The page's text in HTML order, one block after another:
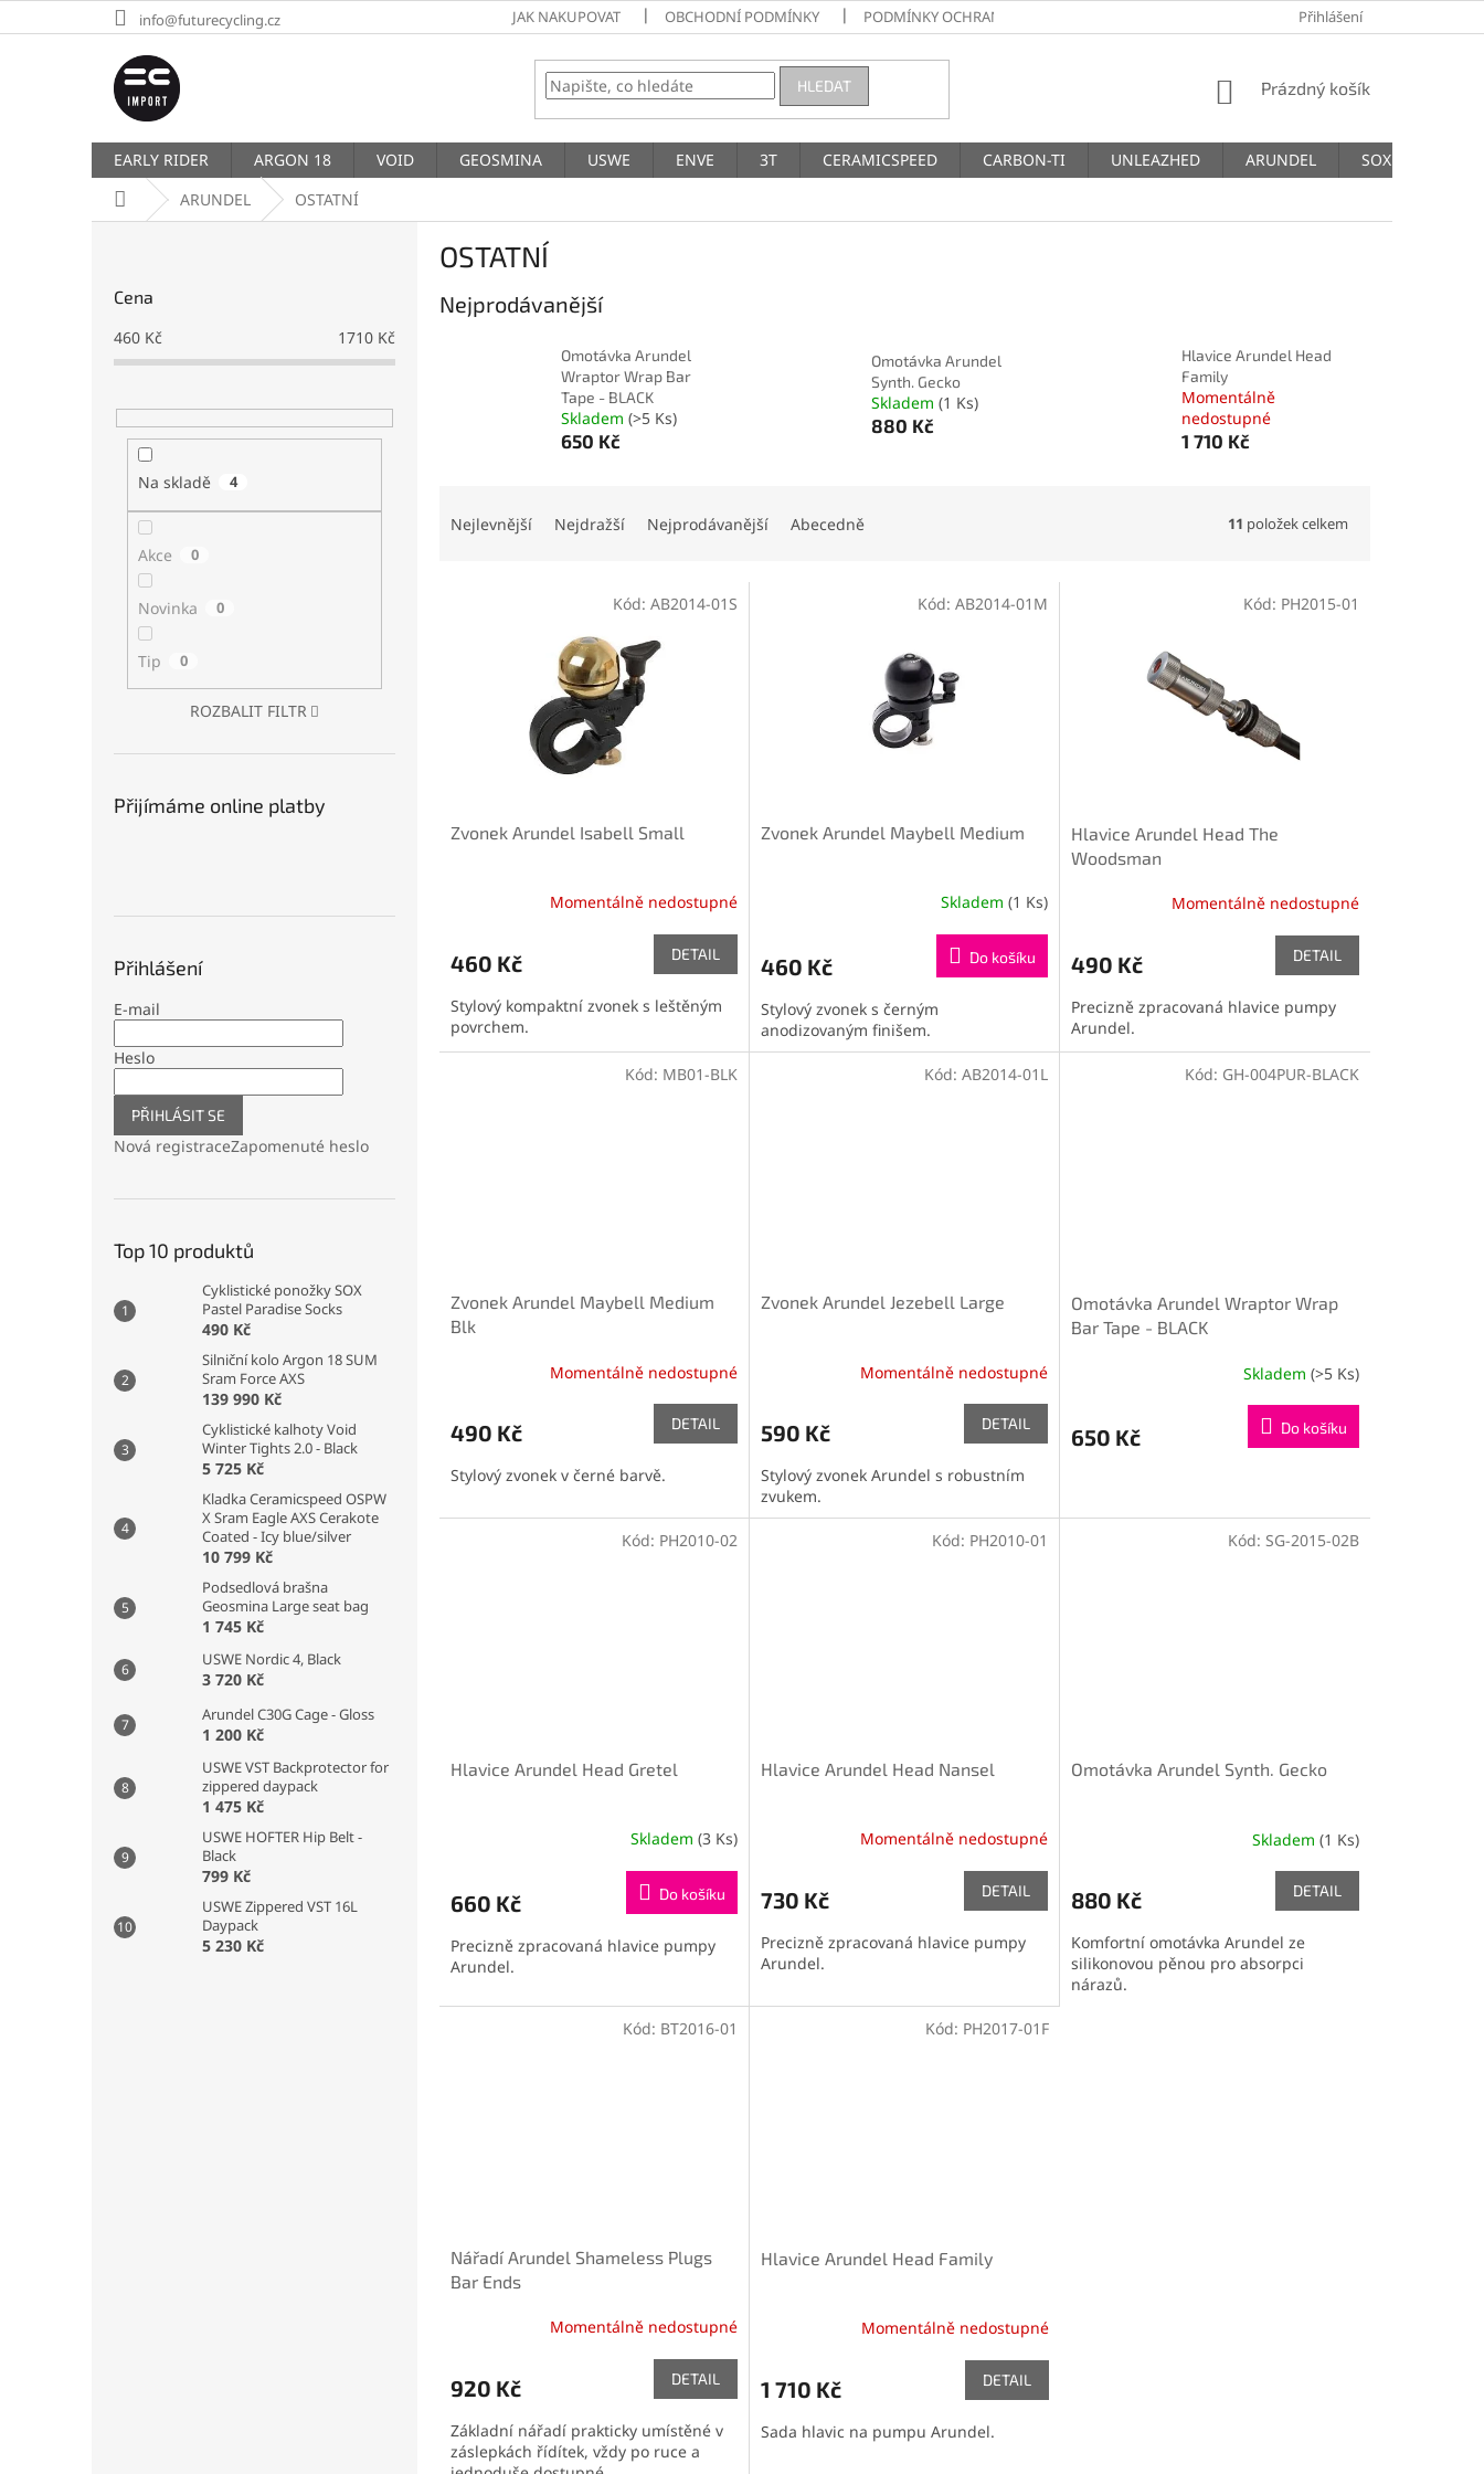
na
info@futurecycling.cz JAK NAKUPOVAT OBCHODNÍ PODMÍNKY PODMÍNKY OCHRANY OSOBNÍCH ÚDAJŮ Přihlášení
HLEDAT
NÁKUPNÍ
Prázdný košík
EARLY RIDER ARGON 18 VOID GEOSMINA USWE ENVE 3T CERAMICSPEED CARBON-TI UNLEAZHED ARUNDEL SOX
Domů ARUNDEL OSTATNÍ
Cena
460 Kč 1710 Kč
Na skladě 4
Akce 0
Novinka 0
Tip 0
ROZBALIT FILTR
Přijímáme online platby
Přihlášení
E-mail
Heslo
PŘIHLÁSIT SE
Nová registraceZapomenuté heslo
Top 10 produktů
Cyklistické ponožky SOX
Pastel Paradise Socks
490 Kč
Silniční kolo Argon 18 SUM
Sram Force AXS
139 990 Kč
Cyklistické kalhoty Void
Winter Tights 2.0 - Black
5 725 Kč
Kladka Ceramicspeed OSPW
X Sram Eagle AXS Cerakote
Coated - Icy blue/silver
10 799 Kč
Podsedlová brašna
Geosmina Large seat bag
1 745 Kč
USWE Nordic 4, Black
3 720 Kč
Arundel C30G Cage - Gloss
1 200 Kč
USWE VST Backprotector for
zippered daypack
1 475 Kč
USWE HOFTER Hip Belt -
Black
799 Kč
USWE Zippered VST 16L
Daypack
5 230 Kč
OSTATNÍ
Nejprodávanější
Omotávka Arundel
Wraptor Wrap Bar
Tape - BLACK
Skladem (>5 Ks)
650 Kč
Omotávka Arundel
Synth. Gecko
Skladem (1 Ks)
880 Kč
Hlavice Arundel Head
Family
Momentálně
nedostupné
1 710 Kč
Nejlevnější Nejdražší Nejprodávanější Abecedně 11 položek celkem
Zvonek Arundel Isabell Small
Momentálně nedostupné
460 Kč DETAIL
Stylový kompaktní zvonek s leštěným
povrchem.
Kód: AB2014-01S
Zvonek Arundel Maybell Medium
Skladem (1 Ks)
460 Kč Do košíku
Stylový zvonek s černým
anodizovaným finišem.
Kód: AB2014-01M
Hlavice Arundel Head The
Woodsman
Momentálně nedostupné
490 Kč DETAIL
Precizně zpracovaná hlavice pumpy
Arundel.
Kód: PH2015-01
Zvonek Arundel Maybell Medium
Blk
Momentálně nedostupné
490 Kč DETAIL
Stylový zvonek v černé barvě.
Kód: MB01-BLK
Zvonek Arundel Jezebell Large
Momentálně nedostupné
590 Kč DETAIL
Stylový zvonek Arundel s robustním
zvukem.
Kód: AB2014-01L
Omotávka Arundel Wraptor Wrap
Bar Tape - BLACK
Skladem (>5 Ks)
650 Kč Do košíku
Kód: GH-004PUR-BLACK
Hlavice Arundel Head Gretel
Skladem (3 Ks)
660 Kč Do košíku
Precizně zpracovaná hlavice pumpy
Arundel.
Kód: PH2010-02
Hlavice Arundel Head Nansel
Momentálně nedostupné
730 Kč DETAIL
Precizně zpracovaná hlavice pumpy
Arundel.
Kód: PH2010-01
Omotávka Arundel Synth. Gecko
Skladem (1 Ks)
880 Kč DETAIL
Komfortní omotávka Arundel ze
silikonovou pěnou pro absorpci
nárazů.
Kód: SG-2015-02B
Nářadí Arundel Shameless Plugs
Bar Ends
Momentálně nedostupné
920 Kč DETAIL
Základní nářadí prakticky umístěné v
záslepkách řídítek, vždy po ruce a
Kód: BT2016-01
Hlavice Arundel Head Family
Momentálně nedostupné
1 710 Kč DETAIL
Sada hlavic na pumpu Arundel.
Kód: PH2017-01F